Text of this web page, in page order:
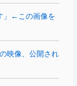
」←この画像を
映像、公開され